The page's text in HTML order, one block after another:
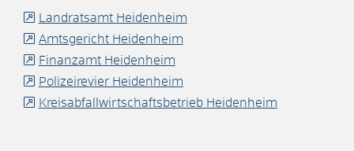
Landratsamt Heidenheim
Amtsgericht Heidenheim
Finanzamt Heidenheim
Polizeirevier Heidenheim
Kreisabfallwirtschaftsbetrieb Heidenheim